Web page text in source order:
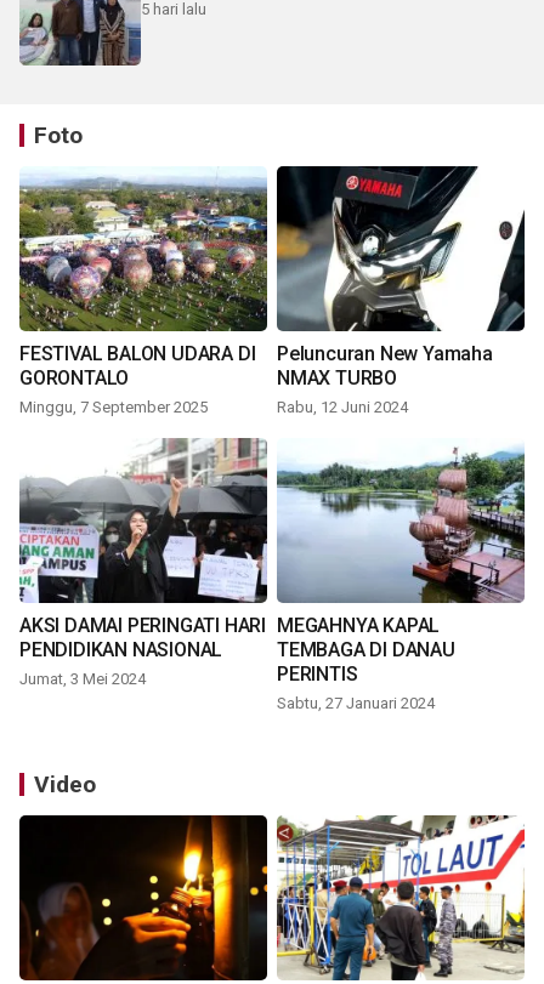
5 hari lalu
Foto
FESTIVAL BALON UDARA DI
GORONTALO
Minggu, 7 September 2025
Peluncuran New Yamaha
NMAX TURBO
Rabu, 12 Juni 2024
AKSI DAMAI PERINGATI HARI
PENDIDIKAN NASIONAL
Jumat, 3 Mei 2024
MEGAHNYA KAPAL
TEMBAGA DI DANAU
PERINTIS
Sabtu, 27 Januari 2024
Video